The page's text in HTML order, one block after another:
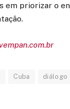
em priorizar o
Cuba diálogo